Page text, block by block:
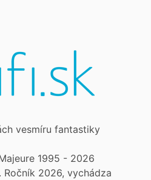
vesmíru fantastiky
1995 - 2026
2026, vychádza